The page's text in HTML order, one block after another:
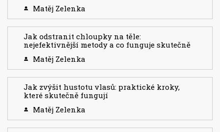
Matěj Zelenka
Jak odstranit chloupky na těle:
nejefektivnější metody a co funguje skutečně
Matěj Zelenka
Jak zvýšit hustotu vlasů: praktické kroky,
které skutečně fungují
Matěj Zelenka